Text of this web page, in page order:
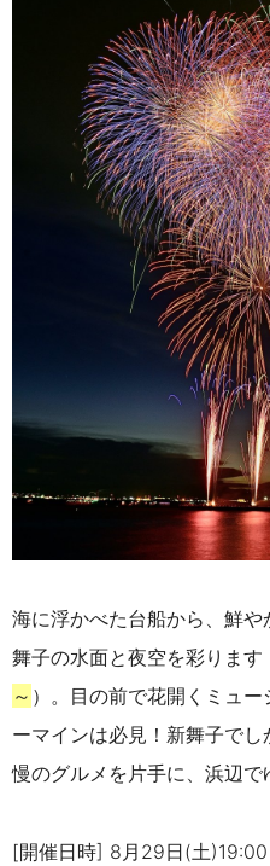
海に浮かべた台船から、鮮
舞子の水面と夜空を彩ります
～ ）。目の前で花開くミュー
ーマインは必見！新舞子で
慢のグルメを片手に、浜辺で
[開催日時] 8月29日(土)19:00